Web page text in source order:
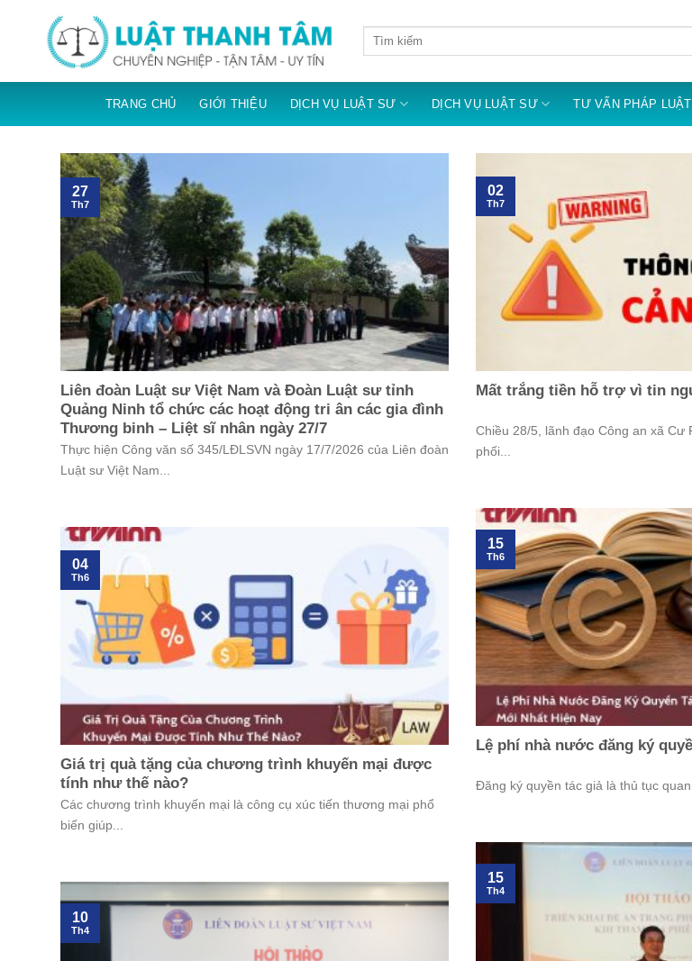
TRANG CHỦ GIỚI THIỆU DỊCH VỤ LUẬT SƯ DỊCH VỤ LUẬT SƯ TƯ VẤN PHÁP LUẬT
Liên đoàn Luật sư Việt Nam và Đoàn Luật sư tỉnh
Quảng Ninh tổ chức các hoạt động tri ân các gia đình
Thương binh – Liệt sĩ nhân ngày 27/7
Thực hiện Công văn số 345/LĐLSVN ngày 17/7/2026 của Liên đoàn
Luật sư Việt Nam...
27
Th7
Mất trắng tiền hỗ trợ vì tin
Chiều 28/5, lãnh đạo Công an xã Cư
phối...
02
Th7
Lệ phí nhà nước đăng ký
Đăng ký quyền tác giả là thủ tục
15
Th6
Giá trị quà tặng của chương trình khuyến mại được
tính như thế nào?
Các chương trình khuyến mại là công cụ xúc tiến thương mại phổ
biến giúp...
04
Th6
15
Th4
10
Th4